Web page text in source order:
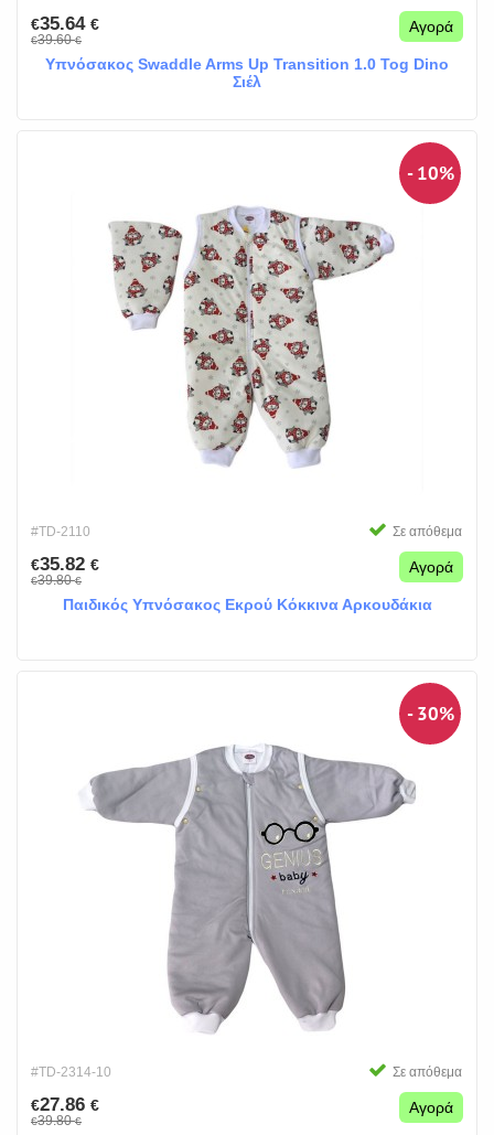
€35.64 €
€39.60€
Αγορά
Υπνόσακος Swaddle Arms Up Transition 1.0 Tog Dino
Σιέλ
- 10%
#TD-2110 Σε απόθεμα
€35.82 €
€39.80€
Αγορά
Παιδικός Υπνόσακος Εκρού Κόκκινα Αρκουδάκια
- 30%
#TD-2314-10 Σε απόθεμα
€27.86 €
€39.80€
Αγορά